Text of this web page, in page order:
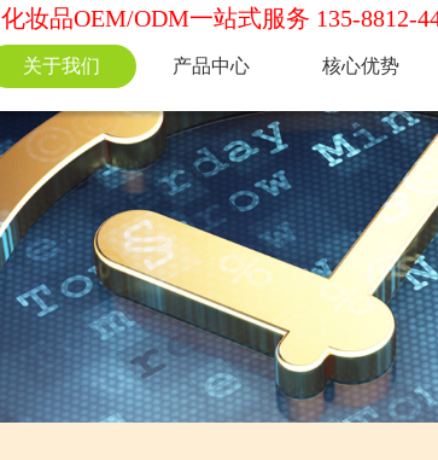
化妆品OEM/ODM一站式服务 135-8812-
关于我们 产品中心 核心优势